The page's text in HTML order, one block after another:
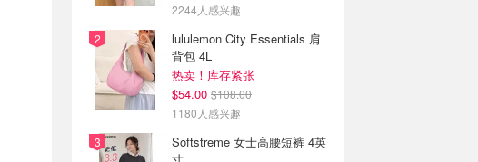
2244人感兴趣
lululemon City Essentials 肩
背包 4L
热卖！库存紧张
$54.00 $108.00
1180人感兴趣
Softstreme 女士高腰短裤 4英